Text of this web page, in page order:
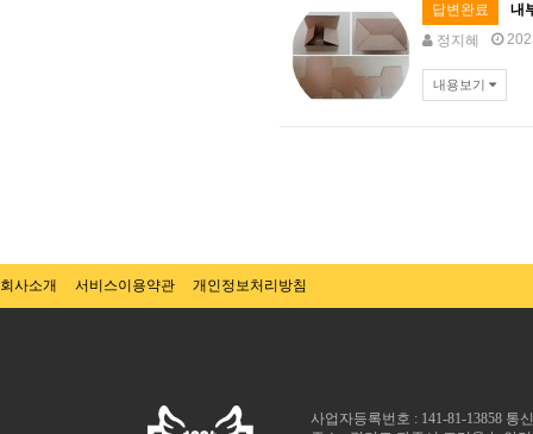
답변완료
내
정지혜
내용보기
회사소개 서비스이용약관 개인정보처리방침
사업자등록번호 : 141-81-13858